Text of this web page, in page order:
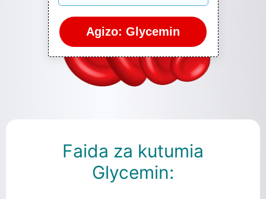
Agizo: Glycemin
Faida za kutumia
Glycemin: